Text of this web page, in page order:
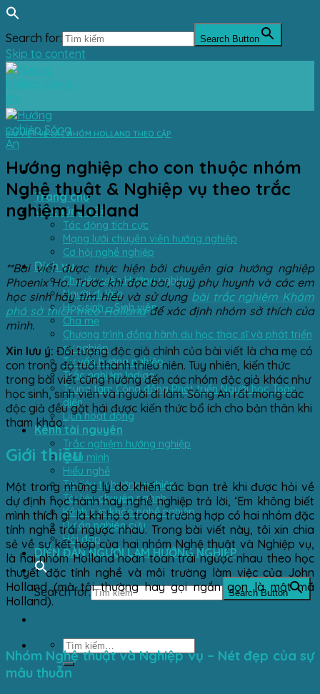
Search for: Search Button
Skip to content
Trang chủ
Về chúng tôi
Tác động tích cực
Mạng lưới chuyên viên hướng nghiệp
Cơ hội nghề nghiệp
Dịch vụ
Chuyên viên Hướng nghiệp
Người đi làm
Học sinh – Sinh viên
Cha mẹ
Chương trình đồng hành du học thạc sĩ và phát triển
sự nghiệp
Tư vấn hướng nghiệp
Trắc nghiệm Indigo
Trung tâm Cộng đồng Phát triển Người học Toàn
diện
Lịch hoạt động
Kênh tài nguyên
Trắc nghiệm hướng nghiệp
Hiểu mình
Hiểu nghề
Tài liệu tự hướng nghiệp
Tài liệu chuyên ngành
Kênh sức khỏe nghề nghiệp
Dự án nghiên cứu
Hỏi đáp
DIỄN ĐÀN NGƯỜI LÀM HƯỚNG NGHIỆP
Search for: Search Button
BÀI VIẾT VỀ CÁC NHÓM HOLLAND THEO CẶP
Hướng nghiệp cho con thuộc nhóm
Nghệ thuật & Nghiệp vụ theo trắc
nghiệm Holland
**Bài viết được thực hiện bởi chuyên gia hướng nghiệp
Phoenix Ho. Trước khi đọc bài, quý phụ huynh và các em
học sinh hãy tìm hiểu và sử dụng bài trắc nghiệm Khám
phá sở thích theo Hollandđể xác định nhóm sở thích của
mình.
Xin lưu ý: Đối tượng độc giả chính của bài viết là cha mẹ có
con trong độ tuổi thanh thiếu niên. Tuy nhiên, kiến thức
trong bài viết cũng hướng đến các nhóm độc giả khác như
học sinh, sinh viên và người đi làm. Sông An rất mong các
độc giả đều gặt hái được kiến thức bổ ích cho bản thân khi
tham khảo.
Giới thiệu
Một trong những lý do khiến các bạn trẻ khi được hỏi về
dự định học hành hay nghề nghiệp trả lời, ‘Em không biết
mình thích gì’ là khi họ ở trong trường hợp có hai nhóm đặc
tính nghề trái ngược nhau. Trong bài viết này, tôi xin chia
sẻ về sự kết hợp của hai nhóm Nghệ thuật và Nghiệp vụ,
là hai nhóm Holland hoàn toàn trái ngược nhau theo học
thuyết đặc tính nghề và môi trường làm việc của John
Holland (mà tôi thường hay gọi ngắn gọn là mật mã
Holland).
Nhóm Nghệ thuật và Nghiệp vụ – Nét đẹp của sự
mâu thuẫn